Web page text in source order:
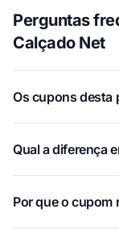
Perguntas
Calçado Net
Os cupons desta
Qual a diferença
Por que o cupom